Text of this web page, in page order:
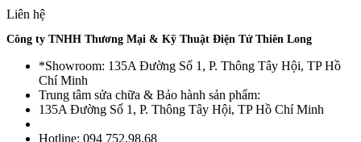
Liên hệ
Công ty TNHH Thương Mại & Kỹ Thuật Điện Tử Thiên Long
*Showroom: 135A Đường Số 1, P. Thông Tây Hội, TP Hồ
Chí Minh
Trung tâm sửa chữa & Bảo hành sản phẩm:
135A Đường Số 1, P. Thông Tây Hội, TP Hồ Chí Minh
Hotline: 094 752.98.68